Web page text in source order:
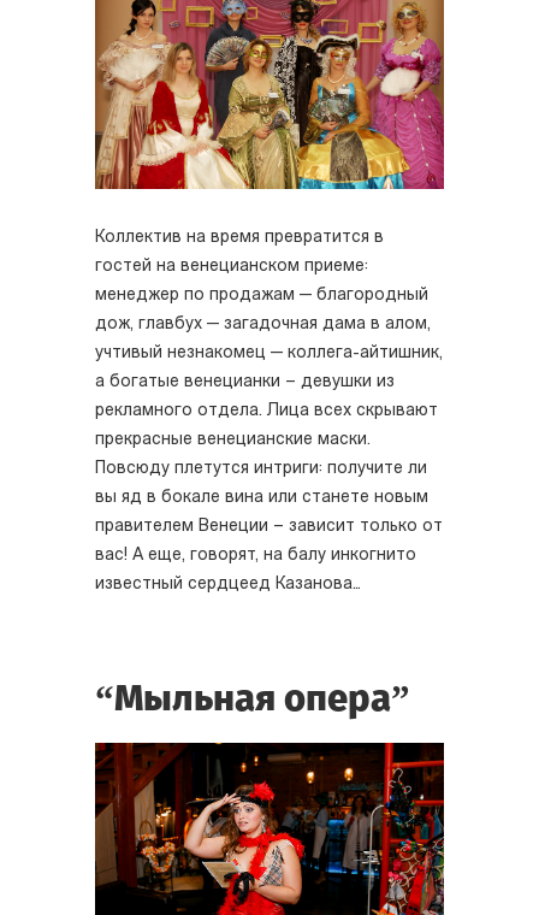
Коллектив на время превратится в
гостей на венецианском приеме:
менеджер по продажам — благородный
дож, главбух — загадочная дама в алом,
учтивый незнакомец — коллега-айтишник,
а богатые венецианки – девушки из
рекламного отдела. Лица всех скрывают
прекрасные венецианские маски.
Повсюду плетутся интриги: получите ли
вы яд в бокале вина или станете новым
правителем Венеции – зависит только от
вас! А еще, говорят, на балу инкогнито
известный сердцеед Казанова…
“Мыльная опера”